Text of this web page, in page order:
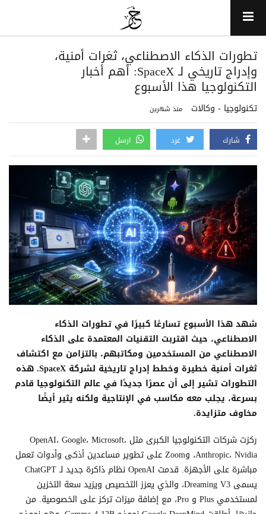
تطورات الذكاء الاصطناعي، ثغرات أمنية،
وإدراج تاريخي لـ SpaceX: أهم أخبار
التكنولوجيا هذا الأسبوع
تكنولوجيا - وكالات منذ شهرين
شارك غرد ارسل
شهد هذا الأسبوع تسارعًا كبيرًا في تطورات الذكاء
الاصطناعي، حيث اقتربت التقنيات المعتمدة على الذكاء
الاصطناعي من المستخدمين ومكاتبهم، بالتزامن مع اكتشاف
ثغرات أمنية خطيرة وخطط إدراج تاريخية لشركة SpaceX. هذه
التطورات تشير إلى أن عصرًا جديدًا في عالم التكنولوجيا قادم
بسرعة، يجلب معه مكاسب في الإنتاجية ولكنه يثير أيضًا
مخاوف متزايدة.
ركزت شركات التكنولوجيا الكبرى مثل OpenAI، Google، Microsoft،
Anthropic، Nvidia، وZoom على تطوير مساعدين أذكى وأدوات تعمل
مباشرة على الأجهزة. قدمت OpenAI نظام ذاكرة جديد لـ ChatGPT
يسمى Dreaming V3، والذي يعزز التخصيص ويزيد سعة التخزين
لمستخدمي Plus و Pro، مع إضافة ميزات تركز على الخصوصية. من